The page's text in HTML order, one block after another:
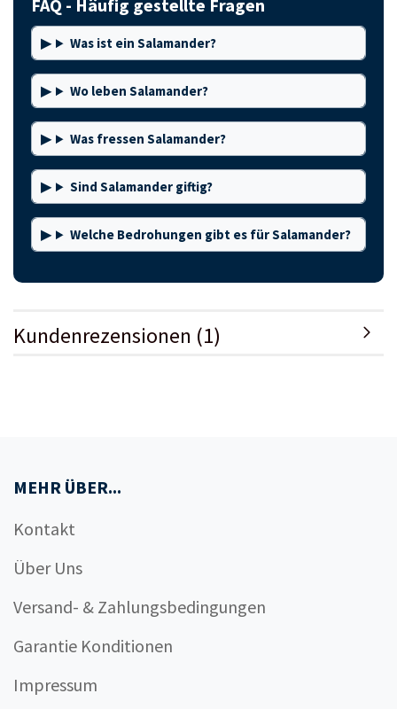
FAQ - Häufig gestellte Fragen
Was ist ein Salamander?
Wo leben Salamander?
Was fressen Salamander?
Sind Salamander giftig?
Welche Bedrohungen gibt es für Salamander?
Kundenrezensionen (1)
MEHR ÜBER...
Kontakt
Über Uns
Versand- & Zahlungsbedingungen
Garantie Konditionen
Impressum